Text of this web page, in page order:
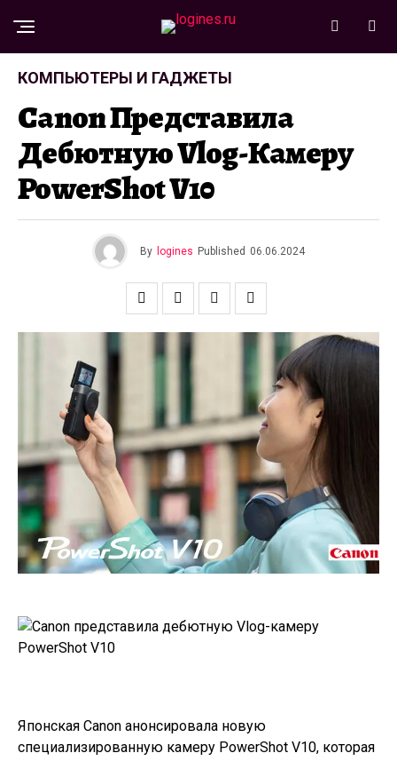
КОМПЬЮТЕРЫ И ГАДЖЕТЫ
Canon Представила
Дебютную Vlog-Камеру
PowerShot V10
By logines Published 06.06.2024
Японская Canon анонсировала новую
специализированную камеру PowerShot V10, которая